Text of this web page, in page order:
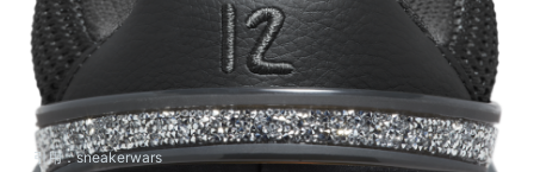
引用：sneakerwars